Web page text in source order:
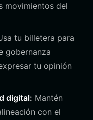
movimientos del
tu billetera para
gobernanza
tu opinión
digital: Mantén
con el